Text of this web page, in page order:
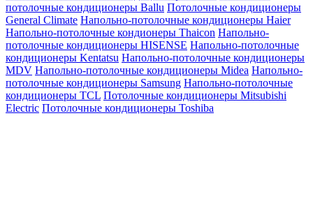
потолочные кондиционеры Ballu Потолочные кондиционеры
General Climate Напольно-потолочные кондиционеры Haier
Напольно-потолочные кондионеры Thaicon Напольно-
потолочные кондиционеры HISENSE Напольно-потолочные
кондиционеры Kentatsu Напольно-потолочные кондиционеры
MDV Напольно-потолочные кондиционеры Midea Напольно-
потолочные кондиционеры Samsung Напольно-потолочные
кондиционеры TCL Потолочные кондиционеры Mitsubishi
Electric Потолочные кондиционеры Toshiba